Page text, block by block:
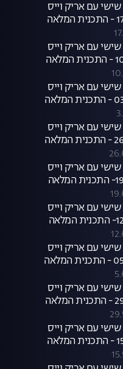
עם אריק וייס
עם אריק וייס
עם אריק וייס
עם אריק וייס
עם אריק וייס
עם אריק וייס
עם אריק וייס
עם אריק וייס
עם אריק וייס